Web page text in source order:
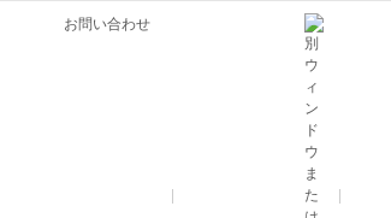
お問い合わせ